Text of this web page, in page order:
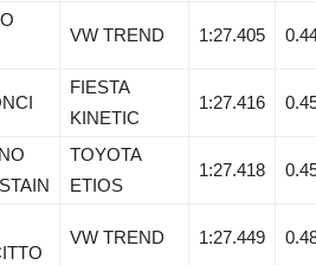
VW TREND 1:27.405
FIESTA
KINETIC
1:27.416
TOYOTA
ETIOS
1:27.418
VW TREND 1:27.449